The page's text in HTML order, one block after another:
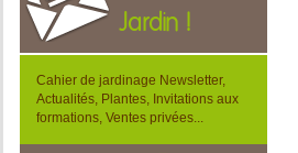
Jardin !
Cahier de jardinage Newsletter,
Actualités, Plantes, Invitations aux
formations, Ventes privées...